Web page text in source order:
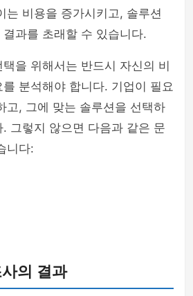
는 비용을 증가시키고, 솔루션
과를 초래할 수 있습니다.
을 위해서는 반드시 자신의 비
분석해야 합니다. 기업이 필요
고, 그에 맞는 솔루션을 선택하
그렇지 않으면 다음과 같은 문
니다:
의 결과